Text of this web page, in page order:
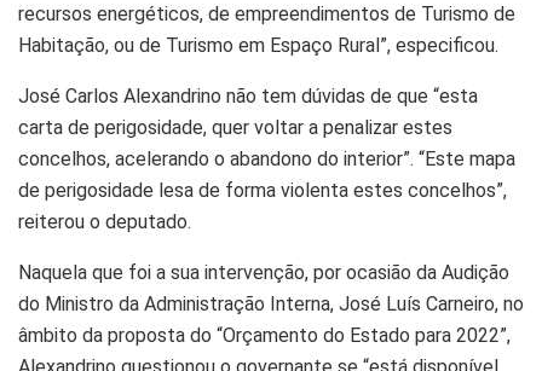
recursos energéticos, de empreendimentos de Turismo de
Habitação, ou de Turismo em Espaço Rural”, especificou.
José Carlos Alexandrino não tem dúvidas de que “esta
carta de perigosidade, quer voltar a penalizar estes
concelhos, acelerando o abandono do interior”. “Este mapa
de perigosidade lesa de forma violenta estes concelhos”,
reiterou o deputado.
Naquela que foi a sua intervenção, por ocasião da Audição
do Ministro da Administração Interna, José Luís Carneiro, no
âmbito da proposta do “Orçamento do Estado para 2022”,